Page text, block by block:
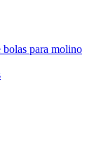
para molino